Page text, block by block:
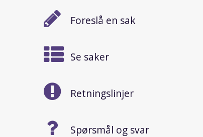
Foreslå en sak
Se saker
Retningslinjer
Spørsmål og svar